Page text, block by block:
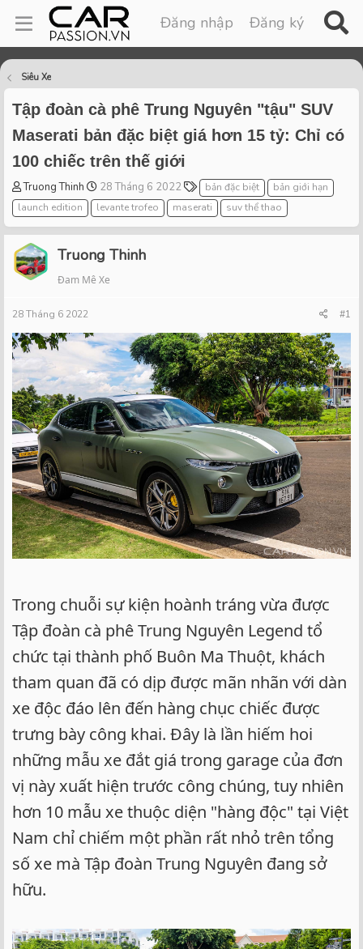
Đăng nhập Đăng ký
Siêu Xe
Tập đoàn cà phê Trung Nguyên "tậu" SUV
Maserati bản đặc biệt giá hơn 15 tỷ: Chỉ có
100 chiếc trên thế giới
T
h
r
e
a
d
s
a
r
t
Truong Thinh
S
t
a
r
t
d
a
28 Tháng 6 2022
T
a
g
s
bản đặc biệt
bản giới hạn
launch edition
levante trofeo maserati suv thể thao
Truong Thinh
Đam Mê Xe
28 Tháng 6 2022 #1
Trong chuỗi sự kiện hoành tráng vừa được
Tập đoàn cà phê Trung Nguyên Legend tổ
chức tại thành phố Buôn Ma Thuột, khách
tham quan đã có dịp được mãn nhãn với dàn
xe độc đáo lên đến hàng chục chiếc được
trưng bày công khai. Đây là lần hiếm hoi
những mẫu xe đắt giá trong garage của đơn
vị này xuất hiện trước công chúng, tuy nhiên
hơn 10 mẫu xe thuộc diện "hàng độc" tại Việt
Nam chỉ chiếm một phần rất nhỏ trên tổng
số xe mà Tập đoàn Trung Nguyên đang sở
hữu.